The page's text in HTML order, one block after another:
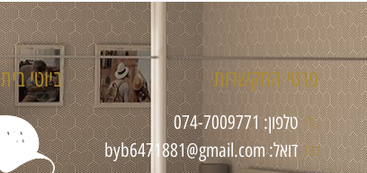
פרטי התקשרות
טלפון: 074-7009771
דואל: byb6471881@gmail.com
ביוטי בית